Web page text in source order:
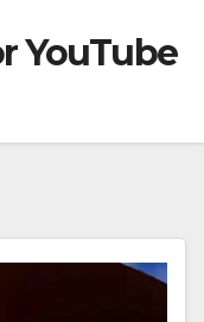
YouTube